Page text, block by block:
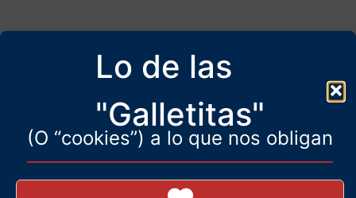
Lo de las
"Galletitas"
(O “cookies”) a lo que nos obligan